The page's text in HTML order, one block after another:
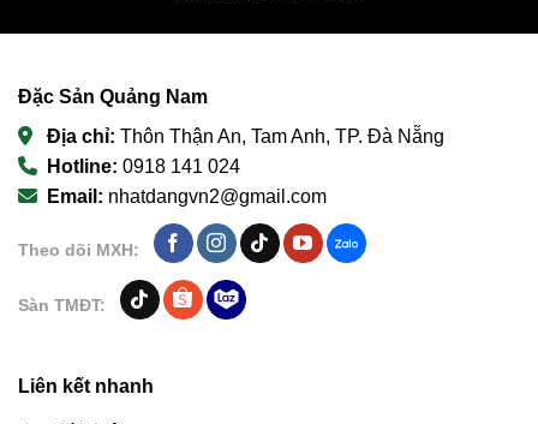
Đặc Sản Quảng Nam
Địa chỉ: Thôn Thận An, Tam Anh, TP. Đà Nẵng
Hotline: 0918 141 024
Email: nhatdangvn2@gmail.com
Theo dõi MXH:
Sàn TMĐT:
Liên kết nhanh